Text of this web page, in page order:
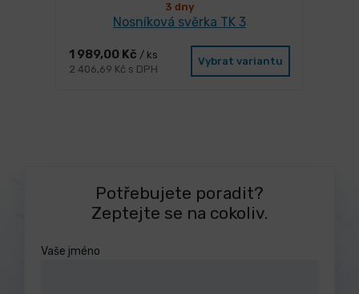
3 dny
Nosníková svěrka TK 3
1 989,00 Kč / ks
2 406,69 Kč s DPH
Vybrat variantu
Potřebujete poradit?
Zeptejte se na cokoliv.
Vaše jméno